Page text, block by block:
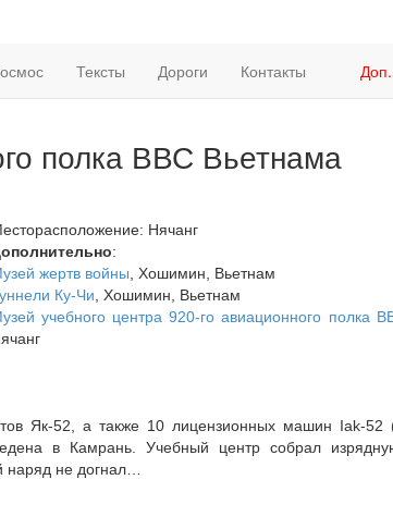
Тексты Дороги Контакты
полка ВВС Вьетнама
Нячанг
:
жертв войны , Хошимин, Вьетнам
Ку-Чи , Хошимин, Вьетнам
учебного центра 920-го авиационного полка
Як-52, а также 10 лицензионных машин Iak-
в Камрань. Учебный центр собрал
наряд не догнал…